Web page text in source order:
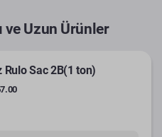
ve Uzun Ürünler
Rulo Sac 2B(1 ton)